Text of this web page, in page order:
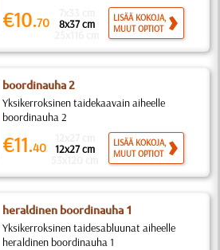
€10.70 8x37 cm
LISÄÄ KOKOJA,
MUUT OPTIOT
boordinauha 2
Yksikerroksinen taidekaavain aiheelle
boordinauha 2
€11.40 12x27 cm
LISÄÄ KOKOJA,
MUUT OPTIOT
heraldinen boordinauha 1
Yksikerroksinen taidesabluunat aiheelle
heraldinen boordinauha 1